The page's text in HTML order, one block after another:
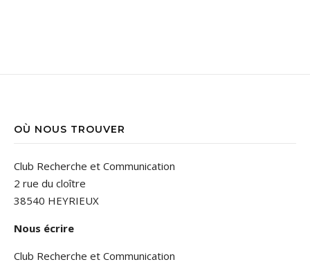
OÙ NOUS TROUVER
Club Recherche et Communication
2 rue du cloître
38540 HEYRIEUX
Nous écrire
Club Recherche et Communication